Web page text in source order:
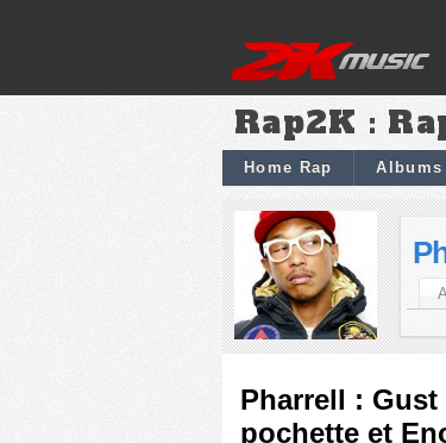
Rap2K :
Home Rap Albums
Pharrell :
pochette et